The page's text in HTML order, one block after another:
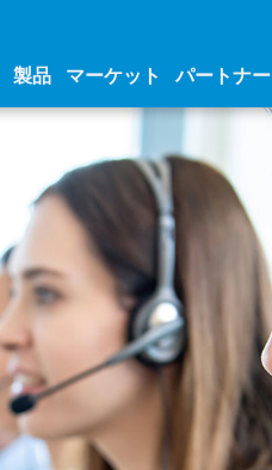
製品 マーケット パートナー